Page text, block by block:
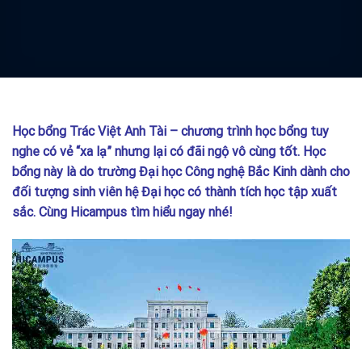
Học bổng Trác Việt Anh Tài – chương trình học bổng tuy
nghe có vẻ “xa lạ” nhưng lại có đãi ngộ vô cùng tốt. Học
bổng này là do trường Đại học Công nghệ Bắc Kinh dành cho
đối tượng sinh viên hệ Đại học có thành tích học tập xuất
sắc. Cùng Hicampus tìm hiểu ngay nhé!